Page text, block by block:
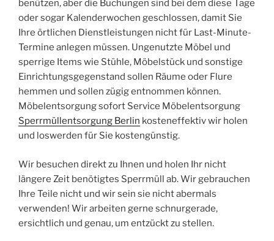
benützen, aber die Buchungen sind bei dem diese Tage
oder sogar Kalenderwochen geschlossen, damit Sie
Ihre örtlichen Dienstleistungen nicht für Last-Minute-
Termine anlegen müssen. Ungenutzte Möbel und
sperrige Items wie Stühle, Möbelstück und sonstige
Einrichtungsgegenstand sollen Räume oder Flure
hemmen und sollen zügig entnommen können.
Möbelentsorgung sofort Service Möbelentsorgung
Sperrmüllentsorgung Berlin kosteneffektiv wir holen
und loswerden für Sie kostengünstig.
Wir besuchen direkt zu Ihnen und holen Ihr nicht
längere Zeit benötigtes Sperrmüll ab. Wir gebrauchen
Ihre Teile nicht und wir sein sie nicht abermals
verwenden! Wir arbeiten gerne schnurgerade,
ersichtlich und genau, um entzückt zu stellen.